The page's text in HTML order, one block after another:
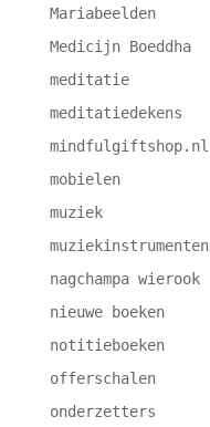
Mariabeelden
Medicijn Boeddha
meditatie
meditatiedekens
mindfulgiftshop.nl
mobielen
muziek
muziekinstrumenten
nagchampa wierook
nieuwe boeken
notitieboeken
offerschalen
onderzetters